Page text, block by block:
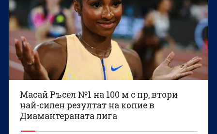
Масай Ръсел №1 на 100 м с пр, втори
най-силен резултат на копие в
Диамантераната лига